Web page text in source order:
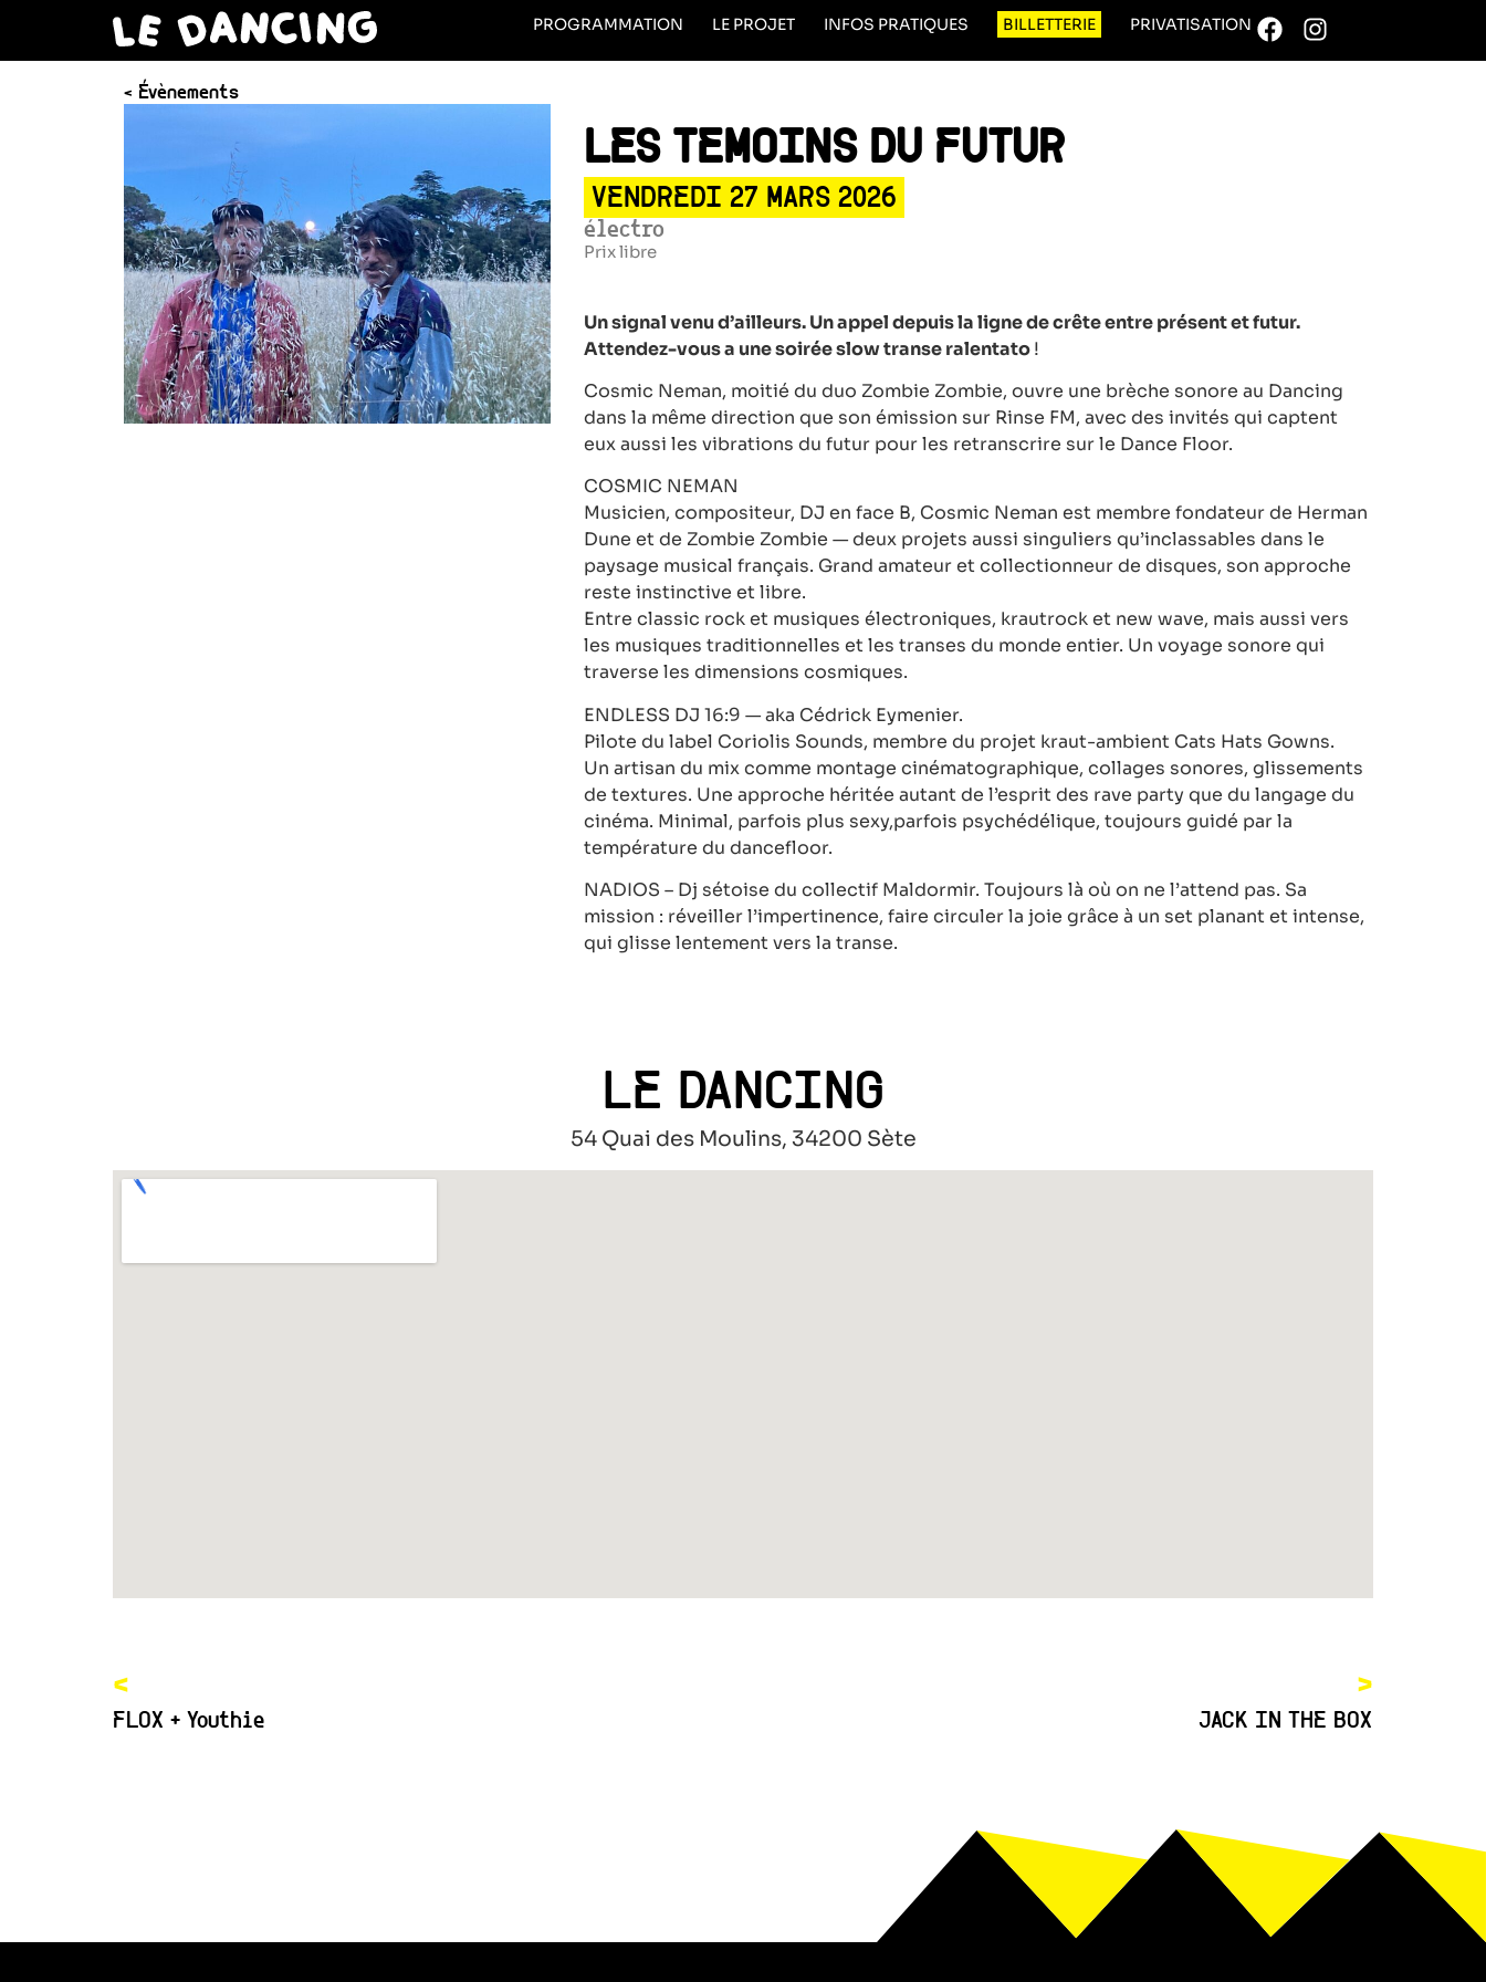
PROGRAMMATION LE PROJET INFOS PRATIQUES BILLETTERIE PRIVATISATION
< Évènements
LES TEMOINS DU FUTUR
VENDREDI 27 MARS 2026
électro
Prix libre
Un signal venu d’ailleurs. Un appel depuis la ligne de crête entre présent et futur.
Attendez-vous a une soirée slow transe ralentato!
Cosmic Neman, moitié du duo Zombie Zombie, ouvre une brèche sonore au Dancing
dans la même direction que son émission sur Rinse FM, avec des invités qui captent
eux aussi les vibrations du futur pour les retranscrire sur le Dance Floor.
COSMIC NEMAN
Musicien, compositeur, DJ en face B, Cosmic Neman est membre fondateur de Herman
Dune et de Zombie Zombie — deux projets aussi singuliers qu’inclassables dans le
paysage musical français. Grand amateur et collectionneur de disques, son approche
reste instinctive et libre.
Entre classic rock et musiques électroniques, krautrock et new wave, mais aussi vers
les musiques traditionnelles et les transes du monde entier. Un voyage sonore qui
traverse les dimensions cosmiques.
ENDLESS DJ 16:9 — aka Cédrick Eymenier.
Pilote du label Coriolis Sounds, membre du projet kraut-ambient Cats Hats Gowns.
Un artisan du mix comme montage cinématographique, collages sonores, glissements
de textures. Une approche héritée autant de l’esprit des rave party que du langage du
cinéma. Minimal, parfois plus sexy,parfois psychédélique, toujours guidé par la
température du dancefloor.
NADIOS – Dj sétoise du collectif Maldormir. Toujours là où on ne l’attend pas. Sa
mission : réveiller l’impertinence, faire circuler la joie grâce à un set planant et intense,
qui glisse lentement vers la transe.
LE DANCING
54 Quai des Moulins, 34200 Sète
<
FLOX + Youthie
>
JACK IN THE BOX